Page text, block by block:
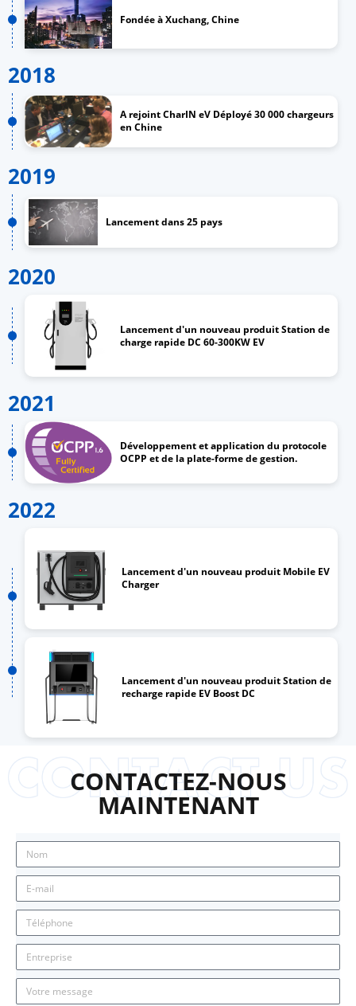
Fondée à Xuchang, Chine
2018
A rejoint CharIN eV Déployé 30 000 chargeurs
en Chine
2019
Lancement dans 25 pays
2020
Lancement d'un nouveau produit Station de
charge rapide DC 60-300KW EV
2021
Développement et application du protocole
OCPP et de la plate-forme de gestion.
2022
Lancement d'un nouveau produit Mobile EV
Charger
Lancement d'un nouveau produit Station de
recharge rapide EV Boost DC
CONTACTEZ-NOUS
MAINTENANT